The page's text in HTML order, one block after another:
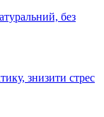
без
знизити стрес